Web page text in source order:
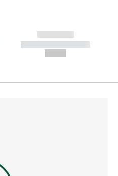
------------
----------- -----------